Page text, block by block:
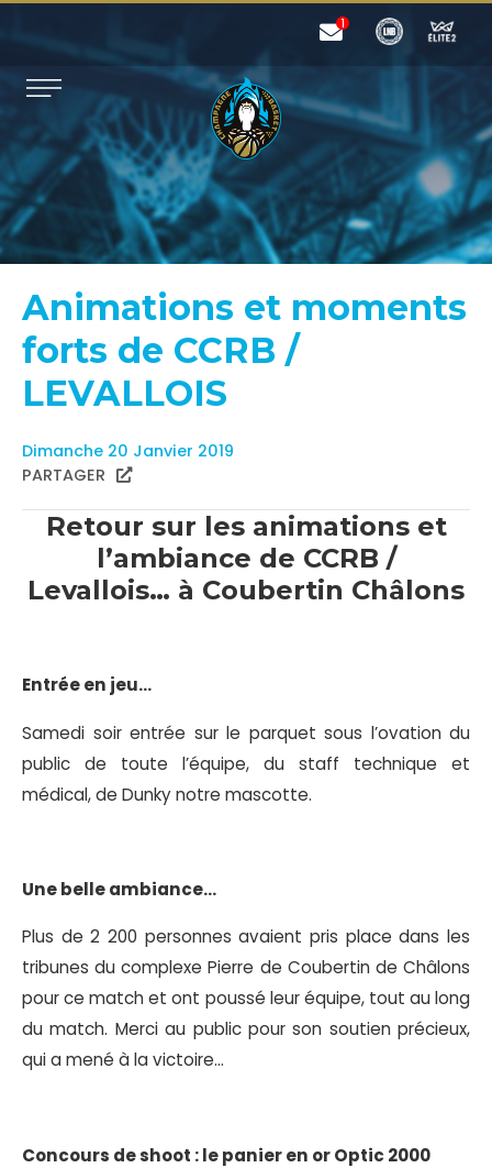
Animations et moments
forts de CCRB /
LEVALLOIS
Dimanche 20 Janvier 2019
PARTAGER
Retour sur les animations et
l’ambiance de CCRB /
Levallois… à Coubertin Châlons
Entrée en jeu…
Samedi soir entrée sur le parquet sous l’ovation du
public de toute l’équipe, du staff technique et
médical, de Dunky notre mascotte.
Une belle ambiance…
Plus de 2 200 personnes avaient pris place dans les
tribunes du complexe Pierre de Coubertin de Châlons
pour ce match et ont poussé leur équipe, tout au long
du match. Merci au public pour son soutien précieux,
qui a mené à la victoire…
Concours de shoot : le panier en or Optic 2000